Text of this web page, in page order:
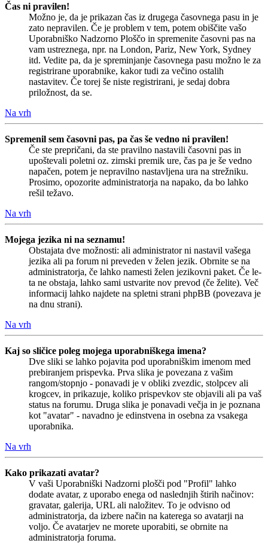
Čas ni pravilen!
Možno je, da je prikazan čas iz drugega časovnega pasu in je
zato nepravilen. Če je problem v tem, potem obiščite vašo
Uporabniško Nadzorno Ploščo in spremenite časovni pas na
vam ustreznega, npr. na London, Pariz, New York, Sydney
itd. Vedite pa, da je spreminjanje časovnega pasu možno le za
registrirane uporabnike, kakor tudi za večino ostalih
nastavitev. Če torej še niste registrirani, je sedaj dobra
priložnost, da se.
Na vrh
Spremenil sem časovni pas, pa čas še vedno ni pravilen!
Če ste prepričani, da ste pravilno nastavili časovni pas in
upoštevali poletni oz. zimski premik ure, čas pa je še vedno
napačen, potem je nepravilno nastavljena ura na strežniku.
Prosimo, opozorite administratorja na napako, da bo lahko
rešil težavo.
Na vrh
Mojega jezika ni na seznamu!
Obstajata dve možnosti: ali administrator ni nastavil vašega
jezika ali pa forum ni preveden v želen jezik. Obrnite se na
administratorja, če lahko namesti želen jezikovni paket. Če le-
ta ne obstaja, lahko sami ustvarite nov prevod (če želite). Več
informacij lahko najdete na spletni strani phpBB (povezava je
na dnu strani).
Na vrh
Kaj so sličice poleg mojega uporabniškega imena?
Dve sliki se lahko pojavita pod uporabniškim imenom med
prebiranjem prispevka. Prva slika je povezana z vašim
rangom/stopnjo - ponavadi je v obliki zvezdic, stolpcev ali
krogcev, in prikazuje, koliko prispevkov ste objavili ali pa vaš
status na forumu. Druga slika je ponavadi večja in je poznana
kot "avatar" - navadno je edinstvena in osebna za vsakega
uporabnika.
Na vrh
Kako prikazati avatar?
V vaši Uporabniški Nadzorni plošči pod "Profil" lahko
dodate avatar, z uporabo enega od naslednjih štirih načinov:
gravatar, galerija, URL ali naložitev. To je odvisno od
administratorja, da izbere način na katerega so avatarji na
voljo. Če avatarjev ne morete uporabiti, se obrnite na
administratorja foruma.